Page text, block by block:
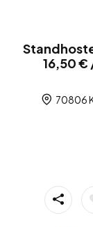
16,50
70806